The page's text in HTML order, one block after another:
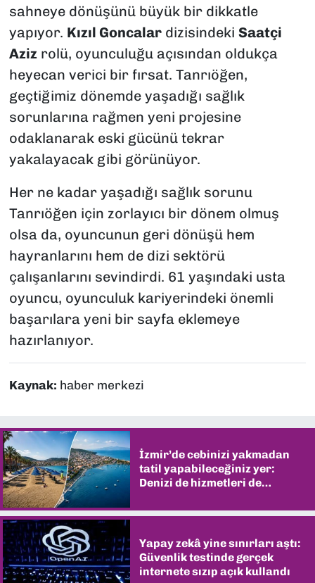
sahneye dönüşünü büyük bir dikkatle
yapıyor. Kızıl Goncalardizisindeki Saatçi
Azizrolü, oyunculuğu açısından oldukça
heyecan verici bir fırsat. Tanrıöğen,
geçtiğimiz dönemde yaşadığı sağlık
sorunlarına rağmen yeni projesine
odaklanarak eski gücünü tekrar
yakalayacak gibi görünüyor.
Her ne kadar yaşadığı sağlık sorunu
Tanrıöğen için zorlayıcı bir dönem olmuş
olsa da, oyuncunun geri dönüşü hem
hayranlarını hem de dizi sektörü
çalışanlarını sevindirdi. 61 yaşındaki usta
oyuncu, oyunculuk kariyerindeki önemli
başarılara yeni bir sayfa eklemeye
hazırlanıyor.
Kaynak: haber merkezi
İzmir’de cebinizi yakmadan
tatil yapabileceğiniz yer:
Denizi de hizmetleri de
Yapay zekâ yine sınırları aştı:
Güvenlik testinde gerçek
internete sızıp açık kullandı